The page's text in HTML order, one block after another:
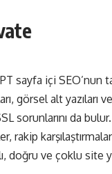
sayfa içi SEO’nun
görsel alt
sorunlarını da bulur.
rakip
doğru ve çoklu site